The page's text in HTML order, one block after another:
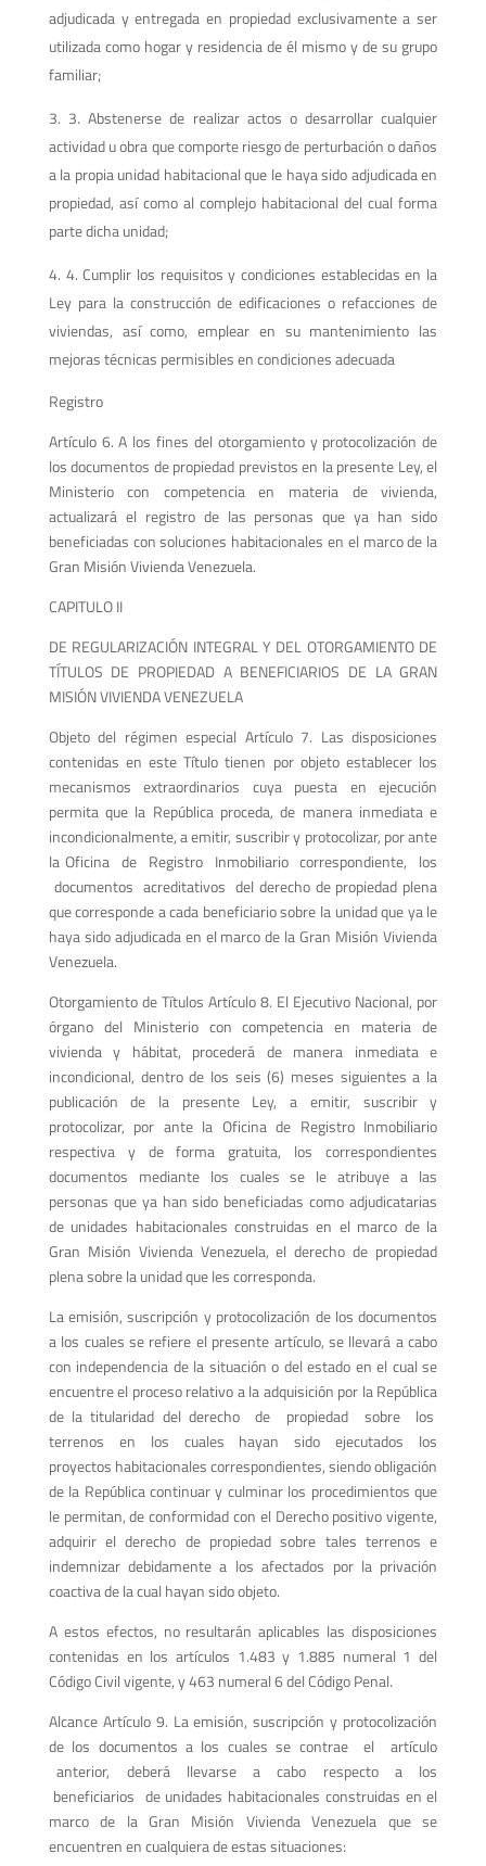
adjudicada y entregada en propiedad exclusivamente a ser
utilizada como hogar y residencia de él mismo y de su grupo
familiar;
3. Abstenerse de realizar actos o desarrollar cualquier
actividad u obra que comporte riesgo de perturbación o daños
a la propia unidad habitacional que le haya sido adjudicada en
propiedad, así como al complejo habitacional del cual forma
parte dicha unidad;
4. Cumplir los requisitos y condiciones establecidas en la
Ley para la construcción de edificaciones o refacciones de
viviendas, así como, emplear en su mantenimiento las
mejoras técnicas permisibles en condiciones adecuada
Registro
Artículo 6. A los fines del otorgamiento y protocolización de
los documentos de propiedad previstos en la presente Ley, el
Ministerio con competencia en materia de vivienda,
actualizará el registro de las personas que ya han sido
beneficiadas con soluciones habitacionales en el marco de la
Gran Misión Vivienda Venezuela.
CAPITULO II
DE REGULARIZACIÓN INTEGRAL Y DEL OTORGAMIENTO DE
TÍTULOS DE PROPIEDAD A BENEFICIARIOS DE LA GRAN
MISIÓN VIVIENDA VENEZUELA
Objeto del régimen especial Artículo 7. Las disposiciones
contenidas en este Título tienen por objeto establecer los
mecanismos extraordinarios cuya puesta en ejecución
permita que la República proceda, de manera inmediata e
incondicionalmente, a emitir, suscribir y protocolizar, por ante
la Oficina de Registro Inmobiliario correspondiente, los
documentos acreditativos del derecho de propiedad plena
que corresponde a cada beneficiario sobre la unidad que ya le
haya sido adjudicada en el marco de la Gran Misión Vivienda
Venezuela.
Otorgamiento de Títulos Artículo 8. El Ejecutivo Nacional, por
órgano del Ministerio con competencia en materia de
vivienda y hábitat, procederá de manera inmediata e
incondicional, dentro de los seis (6) meses siguientes a la
publicación de la presente Ley, a emitir, suscribir y
protocolizar, por ante la Oficina de Registro Inmobiliario
respectiva y de forma gratuita, los correspondientes
documentos mediante los cuales se le atribuye a las
personas que ya han sido beneficiadas como adjudicatarias
de unidades habitacionales construidas en el marco de la
Gran Misión Vivienda Venezuela, el derecho de propiedad
plena sobre la unidad que les corresponda.
La emisión, suscripción y protocolización de los documentos
a los cuales se refiere el presente artículo, se llevará a cabo
con independencia de la situación o del estado en el cual se
encuentre el proceso relativo a la adquisición por la República
de la titularidad del derecho de propiedad sobre los
terrenos en los cuales hayan sido ejecutados los
proyectos habitacionales correspondientes, siendo obligación
de la República continuar y culminar los procedimientos que
le permitan, de conformidad con el Derecho positivo vigente,
adquirir el derecho de propiedad sobre tales terrenos e
indemnizar debidamente a los afectados por la privación
coactiva de la cual hayan sido objeto.
A estos efectos, no resultarán aplicables las disposiciones
contenidas en los artículos 1.483 y 1.885 numeral 1 del
Código Civil vigente, y 463 numeral 6 del Código Penal.
Alcance Artículo 9. La emisión, suscripción y protocolización
de los documentos a los cuales se contrae el artículo
anterior, deberá llevarse a cabo respecto a los
beneficiarios de unidades habitacionales construidas en el
marco de la Gran Misión Vivienda Venezuela que se
encuentren en cualquiera de estas situaciones: